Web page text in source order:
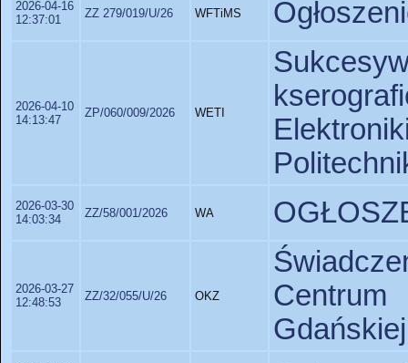
2026-04-16
12:37:01
ZZ 279/019/U/26 WFTiMS
2026-04-10
14:13:47
ZP/060/009/2026 WETI
2026-03-30
14:03:34
ZZ/58/001/2026 WA
2026-03-27
12:48:53
ZZ/32/055/U/26 OKZ